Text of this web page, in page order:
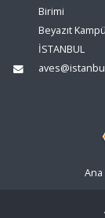
Birimi
Beyazıt
İSTANBUL
Ana